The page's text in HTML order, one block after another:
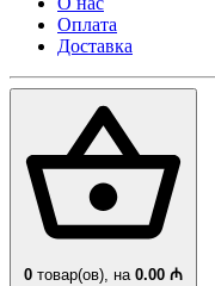
Оплата
Доставка
0 товар(ов), на 0.00 ₼